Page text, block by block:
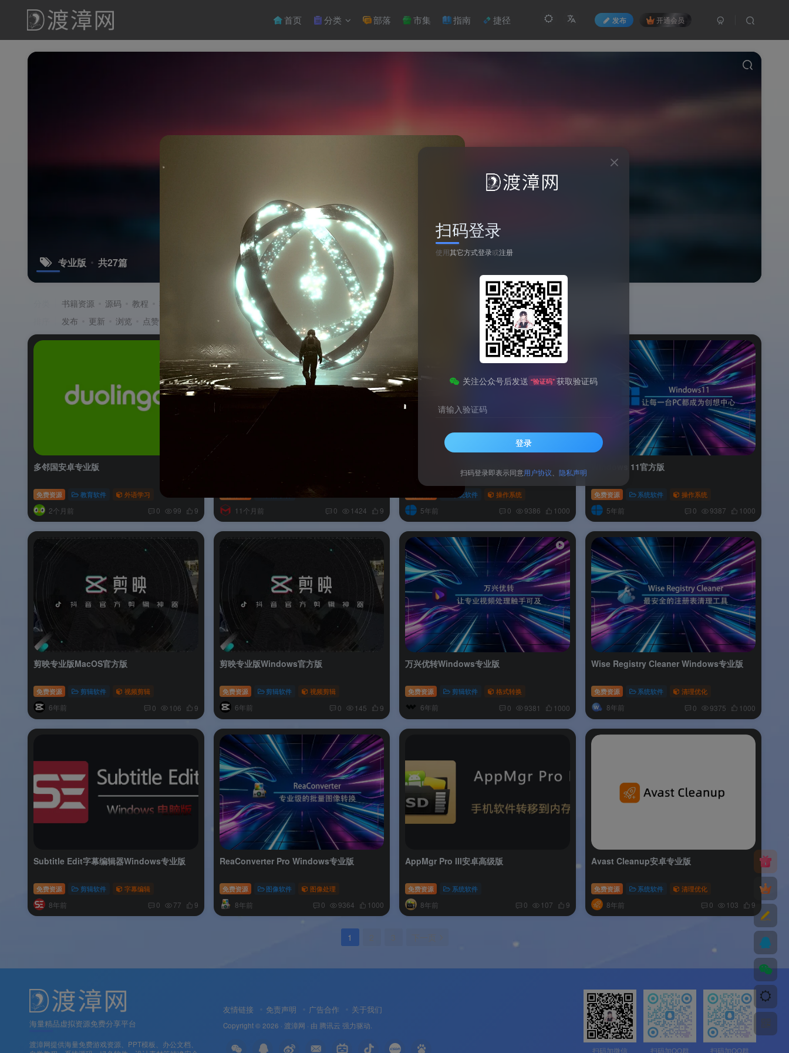
发布 开通会员
首页 分类 部落 市集 指南 捷径
专业版 共27篇
书籍资源 源码 教程 软件
发布 更新 浏览 点赞 售价 积分 销量 随机
多邻国安卓专业版
免费资源 教育软件 外语学习
2个月前 0 99 9 11个月前 0 1424 9
系统软件 操作系统
5年前 0 9386 1000
Windows 11官方版
免费资源 系统软件 操作系统
5年前 0 9387 1000
剪映专业版MacOS官方版
免费资源 剪辑软件 视频剪辑
6年前 0 106 9
剪映专业版Windows官方版
免费资源 剪辑软件 视频剪辑
6年前 0 145 9
万兴优转Windows专业版
免费资源 剪辑软件 格式转换
6年前 0 9381 1000
Wise Registry Cleaner Windows专业版
免费资源 系统软件 清理优化
8年前 0 9375 1000
Subtitle Edit字幕编辑器Windows专业版
免费资源 剪辑软件 字幕编辑
8年前 0 77 9
ReaConverter Pro Windows专业版
免费资源 图像软件 图像处理
8年前 0 9364 1000
AppMgr Pro III安卓高级版
免费资源 系统软件
8年前 0 107 9
Avast Cleanup安卓专业版
免费资源 系统软件 清理优化
8年前 0 103 9
1 2 3 下一页
海量精品虚拟资源免费分享平台
渡漳网提供海量免费游戏资源、PPT模板、办公文档、
友情链接 免责声明 广告合作 关于我们
Copyright © 2026 · 渡漳网 · 由 腾讯云 强力驱动.
扫码加微信 扫码加QQ群 扫码加QQ群
扫码登录
使用其它方式登录或注册
关注公众号后发送 “验证码” 获取验证码
请输入验证码
登录
扫码登录即表示同意用户协议 隐私声明